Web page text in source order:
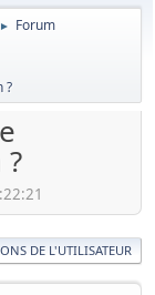
► Forum
?
DE L'UTILISATEUR